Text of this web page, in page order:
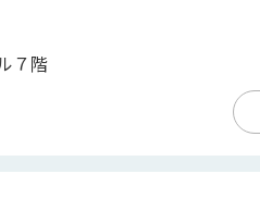
７階